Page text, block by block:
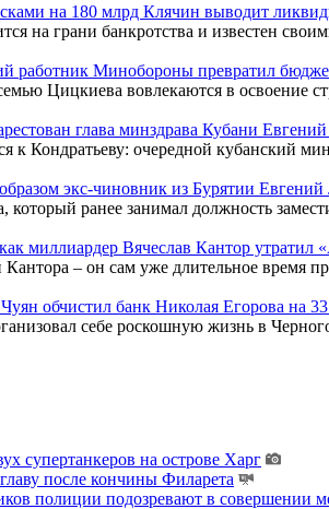
на 180 млрд Клячин выводит
на грани банкротства и известен
работник Минобороны превратил
Цицкиева вовлекаются в освоение
глава минздрава Кубани
Кондратьеву: очередной кубанский
экс-чиновник из Бурятии
ранее занимал должность
миллиардер Вячеслав Кантор
– он сам уже длительное время
обчистил банк Николая Егорова на
себе роскошную жизнь в
супертанкеров на острове Харг
после кончины Филарета
полиции подозревают в совершении